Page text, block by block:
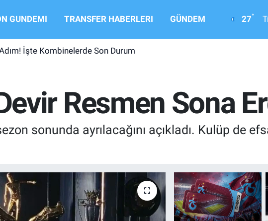
GUNDEMI TRANSFER HABERLERI GÜNDEM 27°
İşte Kombinelerde Son Durum
Resmen Sona
sonunda ayrılacağını açıkladı. Kulüp de